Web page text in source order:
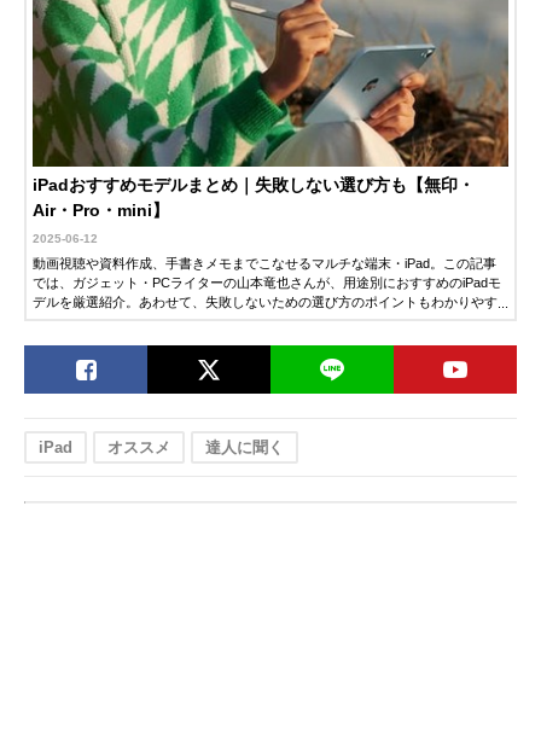
iPadおすすめモデルまとめ｜失敗しない選び方も【無印・
Air・Pro・mini】
2025-06-12
動画視聴や資料作成、手書きメモまでこなせるマルチな端末・iPad。この記事
では、ガジェット・PCライターの山本竜也さんが、用途別におすすめのiPadモ
デルを厳選紹介。あわせて、失敗しないための選び方のポイントもわかりやす
iPad オススメ 達人に聞く